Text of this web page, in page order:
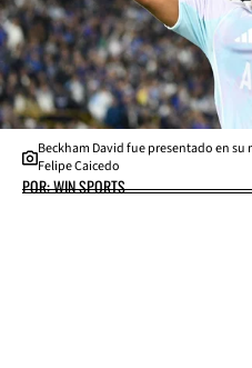
Beckham David fue presentado en
Felipe Caicedo
POR: WIN SPORTS